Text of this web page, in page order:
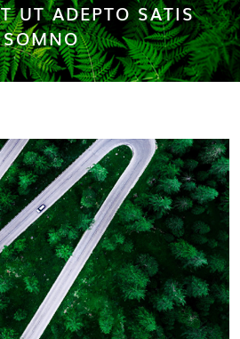
UT ADEPTO SATIS
SOMNO